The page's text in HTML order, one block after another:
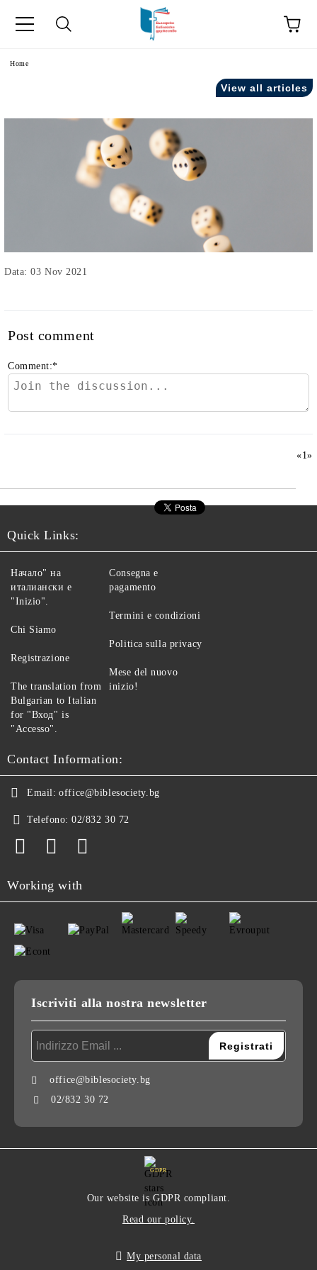
Home
View all articles
Data: 03 Nov 2021
Post comment
Comment:*
«1»
Quick Links:
Начало" на
италиански е
"Inizio".
Chi Siamo
Registrazione
The translation from
Bulgarian to Italian
for "Вход" is
"Accesso".
Consegna e
pagamento
Termini e condizioni
Politica sulla privacy
Mese del nuovo
inizio!
Contact Information:
Email: office@biblesociety.bg
Telefono: 02/832 30 72
Working with
Iscriviti alla nostra newsletter
office@biblesociety.bg
02/832 30 72
GDPR
Our website is GDPR compliant.
Read our policy.
My personal data